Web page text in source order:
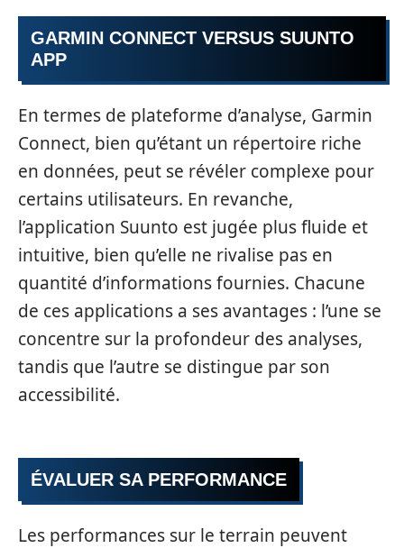
GARMIN CONNECT VERSUS SUUNTO
APP
En termes de plateforme d’analyse, Garmin
Connect, bien qu’étant un répertoire riche
en données, peut se révéler complexe pour
certains utilisateurs. En revanche,
l’application Suunto est jugée plus fluide et
intuitive, bien qu’elle ne rivalise pas en
quantité d’informations fournies. Chacune
de ces applications a ses avantages : l’une se
concentre sur la profondeur des analyses,
tandis que l’autre se distingue par son
accessibilité.
ÉVALUER SA PERFORMANCE
Les performances sur le terrain peuvent